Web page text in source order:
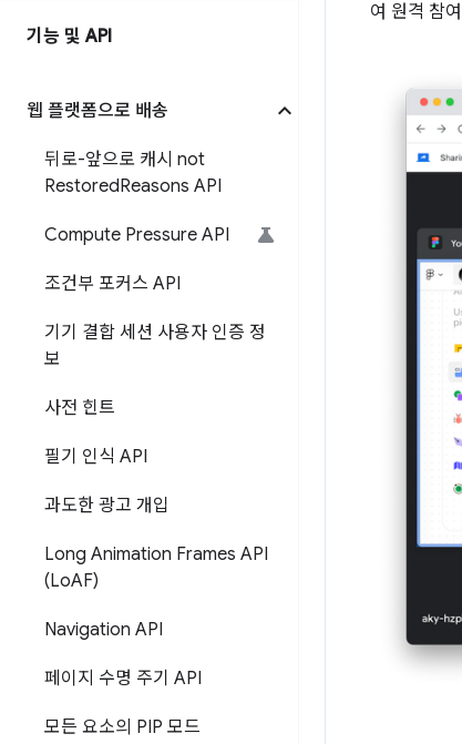
기능 및 API
웹 플랫폼으로 배송
뒤로-앞으로 캐시 not
RestoredReasons API
Compute Pressure API
조건부 포커스 API
기기 결합 세션 사용자 인증 정
보
사전 힌트
필기 인식 API
과도한 광고 개입
Long Animation Frames API
(LoAF)
Navigation API
페이지 수명 주기 API
모든 요소의 PIP 모드
여 원격 참